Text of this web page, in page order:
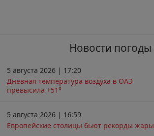
Новости погоды
5 августа 2026 | 17:20
Дневная температура воздуха в ОАЭ
превысила +51°
5 августа 2026 | 16:59
Европейские столицы бьют рекорды жары